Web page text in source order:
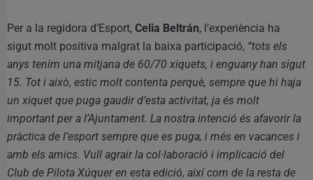
Per a la regidora d’Esport, Celia Beltrán, l’experiència ha
sigut molt positiva malgrat la baixa participació, “tots els
anys tenim una mitjana de 60/70 xiquets, i enguany han sigut
15. Tot i això, estic molt contenta perquè, sempre que hi haja
un xiquet que puga gaudir d’esta activitat, ja és molt
important per a l’Ajuntament. La nostra intenció és afavorir la
pràctica de l’esport sempre que es puga, i més en vacances i
amb els amics. Vull agrair la col·laboració i implicació del
Club de Pilota Xúquer en esta edició, així com de la resta de